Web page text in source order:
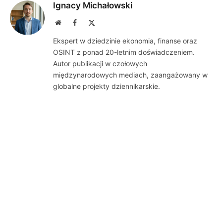
Ignacy Michałowski
WebsiteFacebook
Ekspert w dziedzinie ekonomia, finanse oraz
OSINT z ponad 20-letnim doświadczeniem.
Autor publikacji w czołowych
międzynarodowych mediach, zaangażowany w
globalne projekty dziennikarskie.